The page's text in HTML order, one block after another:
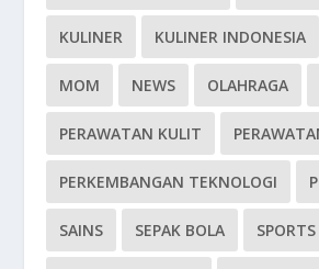
KULINER KULINER INDONESIA
MOM NEWS OLAHRAGA
PERAWATAN KULIT
PERKEMBANGAN TEKNOLOGI
SAINS SEPAK BOLA SPORTS